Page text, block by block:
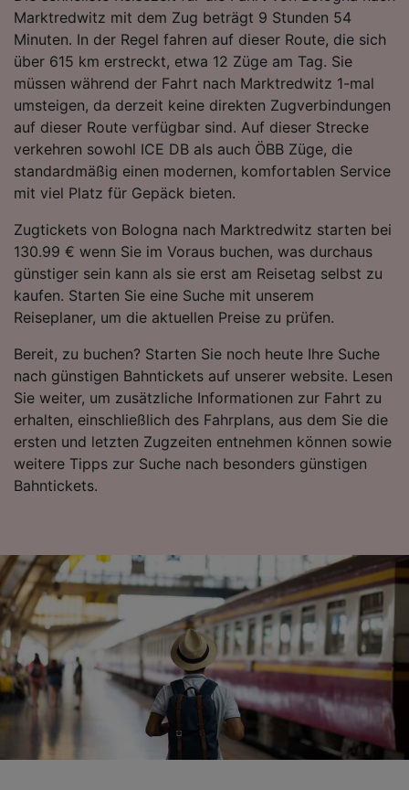
Marktredwitz mit dem Zug beträgt 9 Stunden 54
Minuten. In der Regel fahren auf dieser Route, die sich
über 615 km erstreckt, etwa 12 Züge am Tag. Sie
müssen während der Fahrt nach Marktredwitz 1-mal
umsteigen, da derzeit keine direkten Zugverbindungen
auf dieser Route verfügbar sind. Auf dieser Strecke
verkehren sowohl ICE DB als auch ÖBB Züge, die
standardmäßig einen modernen, komfortablen Service
mit viel Platz für Gepäck bieten.
Zugtickets von Bologna nach Marktredwitz starten bei
130.99 € wenn Sie im Voraus buchen, was durchaus
günstiger sein kann als sie erst am Reisetag selbst zu
kaufen. Starten Sie eine Suche mit unserem
Reiseplaner, um die aktuellen Preise zu prüfen.
Bereit, zu buchen? Starten Sie noch heute Ihre Suche
nach günstigen Bahntickets auf unserer website. Lesen
Sie weiter, um zusätzliche Informationen zur Fahrt zu
erhalten, einschließlich des Fahrplans, aus dem Sie die
ersten und letzten Zugzeiten entnehmen können sowie
weitere Tipps zur Suche nach besonders günstigen
Bahntickets.
Folgendes bereitzustellen:
Verwendung genauer Standortdaten.
Endgeräteeigenschaften zur Identifikation
aktiv abfragen. Speichern von oder Zugriff auf
Informationen auf einem Endgerät.
Personalisierte Werbung und Inhalte, Messung
von Werbeleistung und der Performance von
Inhalten, Zielgruppenforschung sowie
Entwicklung und Verbesserung von
Angeboten.